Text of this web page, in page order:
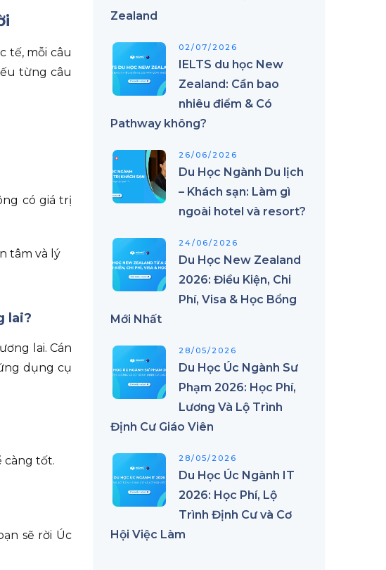
tế, mỗi câu
từng câu
có giá trị
tâm và lý
lai?
lai. Cán
dụng cụ
càng tốt.
sẽ rời Úc
Zealand
02/07/2026
IELTS du học New
Zealand: Cần bao
nhiêu điểm & Có
Pathway không?
26/06/2026
Du Học Ngành Du lịch
– Khách sạn: Làm gì
ngoài hotel và resort?
24/06/2026
Du Học New Zealand
2026: Điều Kiện, Chi
Phí, Visa & Học Bổng
Mới Nhất
28/05/2026
Du Học Úc Ngành Sư
Phạm 2026: Học Phí,
Lương Và Lộ Trình
Định Cư Giáo Viên
28/05/2026
Du Học Úc Ngành IT
2026: Học Phí, Lộ
Trình Định Cư và Cơ
Hội Việc Làm